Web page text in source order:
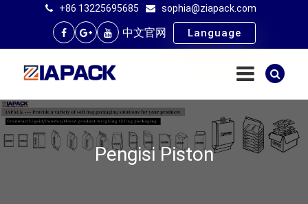
+86 13225695685 sophia@ziapack.com
中文官网 Language
Pengisi Piston